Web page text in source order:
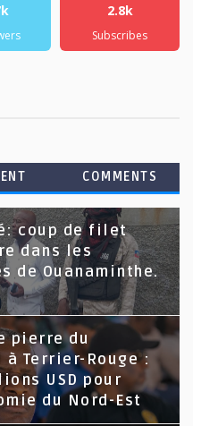
2.8k
Subscribes
COMMENTS
coup de filet
dans les
de Ouanaminthe.
pierre du
Terrier-Rouge :
USD pour
du Nord-Est